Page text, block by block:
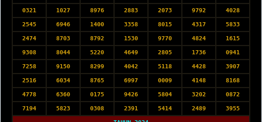
0321 1027 8976 2883 2073 9792 4028
2545 6946 1400 3358 8015 4317 5833
2474 8703 8792 1530 9770 4824 1615
9308 8044 5220 4649 2805 1736 0941
7258 9150 8299 4042 5118 4428 3907
2516 6034 8765 6997 0009 4148 8168
4778 6360 0175 9426 5804 3202 0872
7194 5823 0308 2391 5414 2489 3955